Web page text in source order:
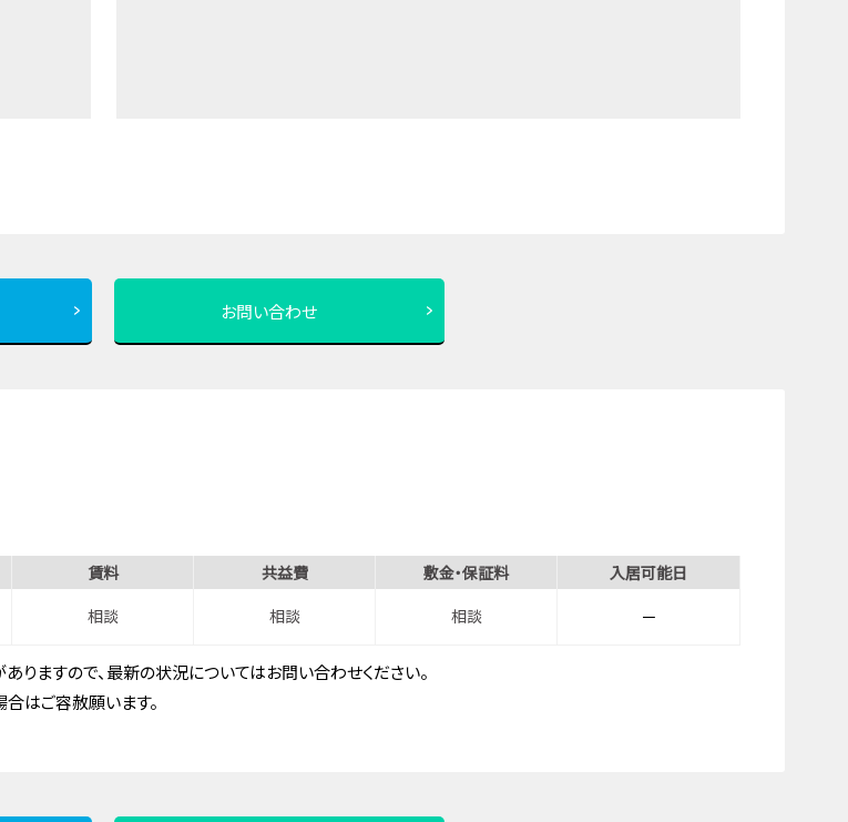
お問い合わせ
賃料 共益費 敷金・保証料
入居可能日
相談 相談 相談 －
ますので、最新の状況についてはお問い合わせください。
はご容赦願います。